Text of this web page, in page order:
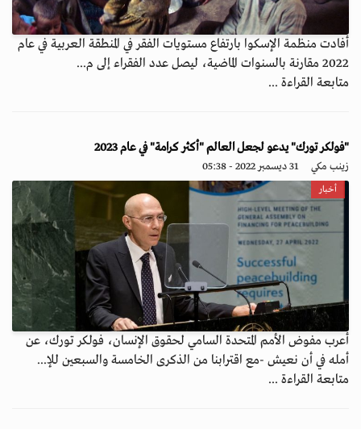
أفادت منظمة الإسكوا بارتفاع مستويات الفقر في المنطقة العربية في عام
2022 مقارنة بالسنوات الماضية، ليصل عدد الفقراء إلى م...
متابعة القراءة ...
"فولكر تورك" يدعو لجعل العالم "أكثر كرامة" في عام 2023
زينب مكي 31 ديسمبر 2022 - 05:38
أخبار
أعرب مفوض الأمم المتحدة السامي لحقوق الإنسان، فولكر تورك، عن
أمله في أن نعيش -مع اقترابنا من الذكرى الخامسة والسبعين للإ...
متابعة القراءة ...